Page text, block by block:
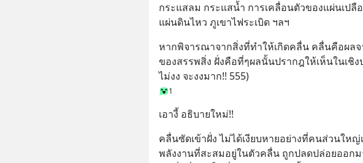
กระแสลม กระแสน้ำ การเคลื่อนตัวของแผ่นเป
แผ่นดินไหว ภูเขาไฟระเบิด ฯลฯ
หากพิจารณาจากสิ่งที่ทำให้เกิดคลื่น คลื่นคือผลจ
ของสรรพสิ่ง ฝั่งคือที่ๆผลนั้นปรากฎให้เห็นในเชิ
ไม่งง จะงงมาก!! 555)
1
เอางี้ อธิบายใหม่!!
คลื่นซัดเข้าฝั่ง ไม่ได้เงียบหายอย่างที่คนส่วนใหญ่
พลังงานที่สะสมอยู่ในตัวคลื่น ถูกปลดปล่อยออก